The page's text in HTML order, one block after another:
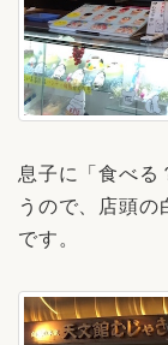
息子に「食べる
うので、店頭の
です。